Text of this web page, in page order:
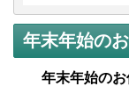
年末年始の
年末年始の